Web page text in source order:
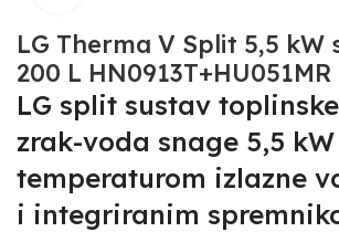
LG Therma V Split 5,5 kW
200 L HN0913T+HU051MR
LG split sustav
zrak-voda snage 5,5 kW
temperaturom izlazne
i integriranim